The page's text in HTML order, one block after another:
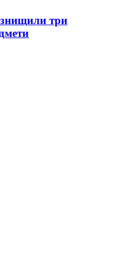
знищили три